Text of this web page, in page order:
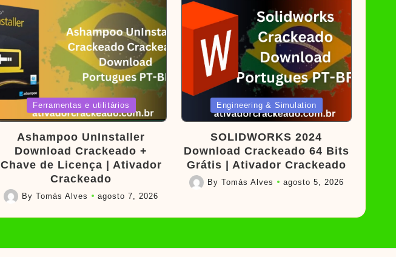
Posted
in
Ferramentas e utilitários
Ashampoo UnInstaller
Download Crackeado +
Chave de Licença | Ativador
Crackeado
Posted
by
ByTomás Alves agosto 7, 2026
Posted
in
Engineering & Simulation
SOLIDWORKS 2024
Download Crackeado 64 Bits
Grátis | Ativador Crackeado
Posted
By Tomás Alves agosto 5, 2026